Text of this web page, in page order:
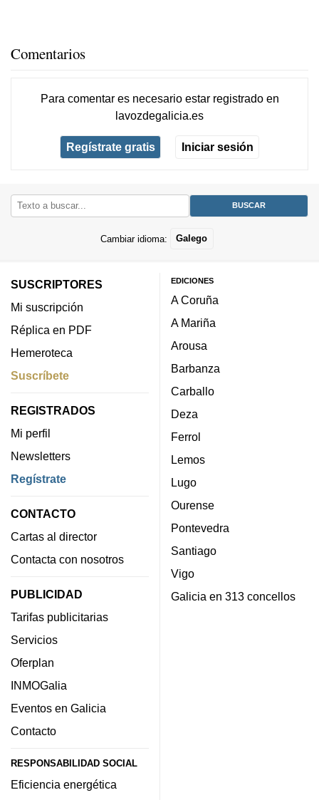
Comentarios
Para comentar es necesario estar registradoen
lavozdegalicia.es
Regístrate gratis Iniciar sesión
Cambiar idioma: Galego
SUSCRIPTORES
Mi suscripción
Réplica en PDF
Hemeroteca
Suscríbete
REGISTRADOS
Mi perfil
Newsletters
Regístrate
CONTACTO
Cartas al director
Contacta con nosotros
PUBLICIDAD
Tarifas publicitarias
Servicios
Oferplan
INMOGalia
Eventos en Galicia
Contacto
RESPONSABILIDAD SOCIAL
Eficiencia energética
EDICIONES
A Coruña
A Mariña
Arousa
Barbanza
Carballo
Deza
Ferrol
Lemos
Lugo
Ourense
Pontevedra
Santiago
Vigo
Galicia en 313 concellos